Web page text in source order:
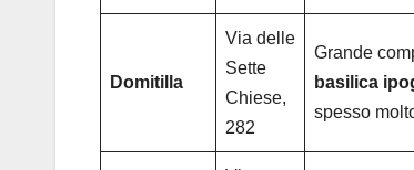
Domitilla
Via delle
Sette
Chiese,
282
Grande
basilica
spesso